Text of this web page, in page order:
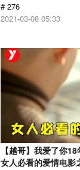
# 276
2021-03-08 05:33
【越哥】我爱了你
女人必看的爱情电影